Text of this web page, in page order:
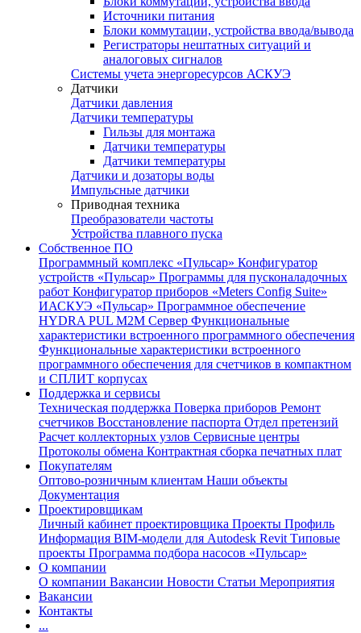
Источники питания
Блоки коммутации, устройства ввода/вывода
Регистраторы нештатных ситуаций и
аналоговых сигналов
Системы учета энергоресурсов АСКУЭ
Датчики
Датчики давления
Датчики температуры
Гильзы для монтажа
Датчики температуры
Датчики температуры
Датчики и дозаторы воды
Импульсные датчики
Приводная техника
Преобразователи частоты
Устройства плавного пуска
Собственное ПО
Программный комплекс «Пульсар» Конфигуратор
устройств «Пульсар» Программы для пусконаладочных
работ Конфигуратор приборов «Meters Config Suite»
ИАСКУЭ «Пульсар» Программное обеспечение
HYDRA PUL M2M Сервер Функциональные
характеристики встроенного программного обеспечения
Функциональные характеристики встроенного
программного обеспечения для счетчиков в компактном
и СПЛИТ корпусах
Поддержка и сервисы
Техническая поддержка Поверка приборов Ремонт
счетчиков Восстановление паспорта Отдел претензий
Расчет коллекторных узлов Сервисные центры
Протоколы обмена Контрактная сборка печатных плат
Покупателям
Оптово-розничным клиентам Наши объекты
Документация
Проектировщикам
Личный кабинет проектировщика Проекты Профиль
Информация BIM-модели для Autodesk Revit Типовые
проекты Программа подбора насосов «Пульсар»
О компании
О компании Вакансии Новости Статьи Мероприятия
Вакансии
Контакты
...